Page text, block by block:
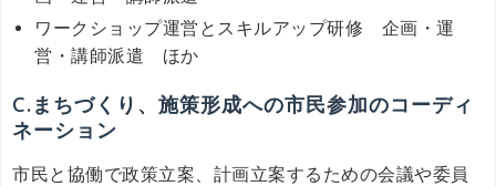
ワークショップ運営とスキルアップ研修 企画・運
営・講師派遣 ほか
C.まちづくり、施策形成への市民参加のコーディ
ネーション
市民と協働で政策立案、計画立案するための会議や委員